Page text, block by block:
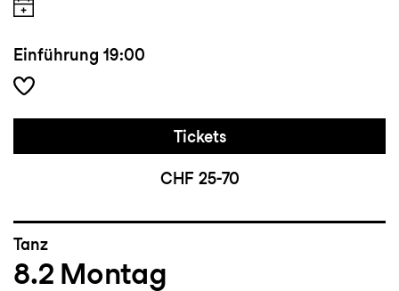
Einführung 19:00
Tickets
CHF 25-70
Tanz
8.2 Montag